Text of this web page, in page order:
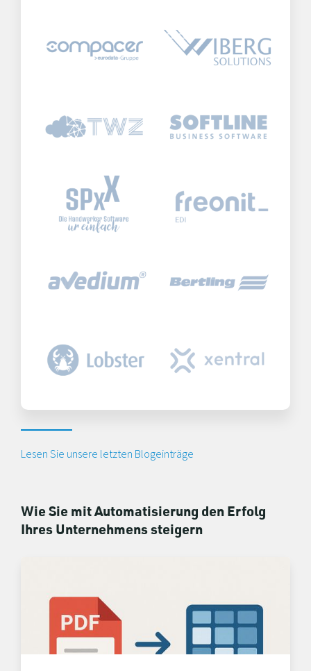
Lesen Sie unsere letzten Blogeinträge
Wie Sie mit Automatisierung den Erfolg
Ihres Unternehmens steigern